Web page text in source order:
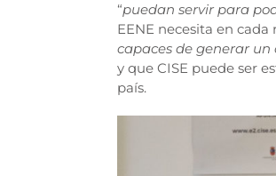
“puedan servir para
EENE necesita en cada
capaces de generar
y que CISE puede ser
país.